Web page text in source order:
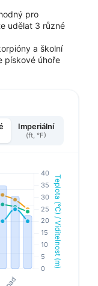
pro
udělat 3 různé
a školní
pískové úhoře
Imperiální
(ft, °F)